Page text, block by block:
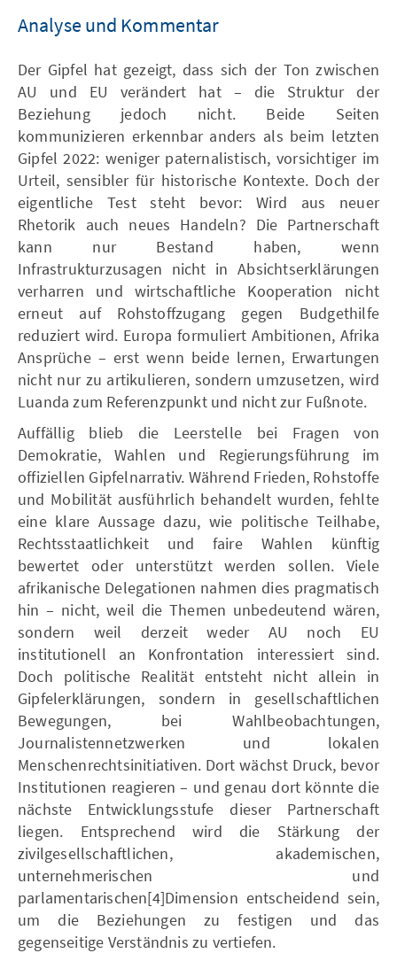
Analyse und Kommentar
Der Gipfel hat gezeigt, dass sich der Ton zwischen
AU und EU verändert hat – die Struktur der
Beziehung jedoch nicht. Beide Seiten
kommunizieren erkennbar anders als beim letzten
Gipfel 2022: weniger paternalistisch, vorsichtiger im
Urteil, sensibler für historische Kontexte. Doch der
eigentliche Test steht bevor: Wird aus neuer
Rhetorik auch neues Handeln? Die Partnerschaft
kann nur Bestand haben, wenn
Infrastrukturzusagen nicht in Absichtserklärungen
verharren und wirtschaftliche Kooperation nicht
erneut auf Rohstoffzugang gegen Budgethilfe
reduziert wird. Europa formuliert Ambitionen, Afrika
Ansprüche – erst wenn beide lernen, Erwartungen
nicht nur zu artikulieren, sondern umzusetzen, wird
Luanda zum Referenzpunkt und nicht zur Fußnote.
Auffällig blieb die Leerstelle bei Fragen von
Demokratie, Wahlen und Regierungsführung im
offiziellen Gipfelnarrativ. Während Frieden, Rohstoffe
und Mobilität ausführlich behandelt wurden, fehlte
eine klare Aussage dazu, wie politische Teilhabe,
Rechtsstaatlichkeit und faire Wahlen künftig
bewertet oder unterstützt werden sollen. Viele
afrikanische Delegationen nahmen dies pragmatisch
hin – nicht, weil die Themen unbedeutend wären,
sondern weil derzeit weder AU noch EU
institutionell an Konfrontation interessiert sind.
Doch politische Realität entsteht nicht allein in
Gipfelerklärungen, sondern in gesellschaftlichen
Bewegungen, bei Wahlbeobachtungen,
Journalistennetzwerken und lokalen
Menschenrechtsinitiativen. Dort wächst Druck, bevor
Institutionen reagieren – und genau dort könnte die
nächste Entwicklungsstufe dieser Partnerschaft
liegen. Entsprechend wird die Stärkung der
zivilgesellschaftlichen, akademischen,
unternehmerischen und
parlamentarischen[4]Dimension entscheidend sein,
um die Beziehungen zu festigen und das
gegenseitige Verständnis zu vertiefen.